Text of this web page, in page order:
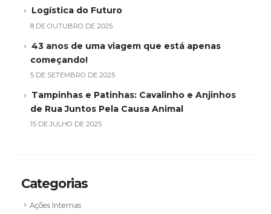
Logística do Futuro
8 DE OUTUBRO DE 2025
43 anos de uma viagem que está apenas
começando!
5 DE SETEMBRO DE 2025
Tampinhas e Patinhas: Cavalinho e Anjinhos
de Rua Juntos Pela Causa Animal
15 DE JULHO DE 2025
Categorias
Ações Internas